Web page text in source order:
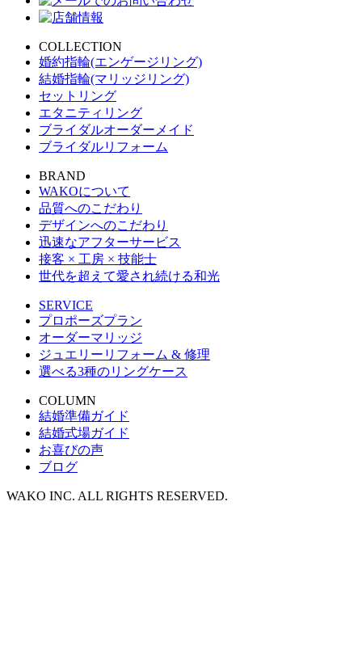
COLLECTION
婚約指輪(エンゲージリング)
結婚指輪(マリッジリング)
セットリング
エタニティリング
ブライダルオーダーメイド
ブライダルリフォーム
BRAND
WAKOについて
品質へのこだわり
デザインへのこだわり
迅速なアフターサービス
接客 × 工房 × 技能士
世代を超えて愛され続ける和光
SERVICE
プロポーズプラン
オーダーマリッジ
ジュエリーリフォーム & 修理
選べる3種のリングケース
COLUMN
結婚準備ガイド
結婚式場ガイド
お喜びの声
ブログ
WAKO INC. ALL RIGHTS RESERVED.